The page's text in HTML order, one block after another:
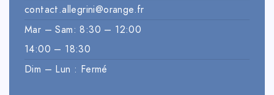
contact.allegrini@orange.fr
Mar – Sam: 8:30 – 12:00
14:00 – 18:30
Dim – Lun : Fermé